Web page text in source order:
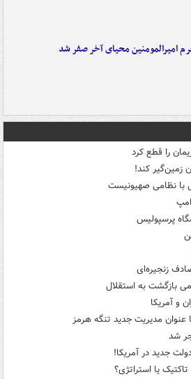
امیرالمومنین محیای آخر صفر شد
را قطع کرد
زمین‌گیر کند!
با نظامی صهیونیست
پرسپولیس
بازگشت به استقلال
و آمریکا
عنوان مدیریت جدید تنگه هرمز
شد
جدید در آمریکا!
یا استراتژی؟